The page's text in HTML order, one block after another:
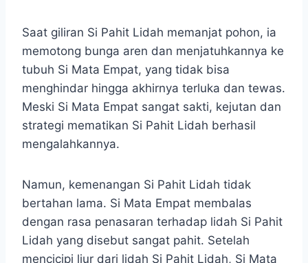
Saat giliran Si Pahit Lidah memanjat pohon, ia
memotong bunga aren dan menjatuhkannya ke
tubuh Si Mata Empat, yang tidak bisa
menghindar hingga akhirnya terluka dan tewas.
Meski Si Mata Empat sangat sakti, kejutan dan
strategi mematikan Si Pahit Lidah berhasil
mengalahkannya.
Namun, kemenangan Si Pahit Lidah tidak
bertahan lama. Si Mata Empat membalas
dengan rasa penasaran terhadap lidah Si Pahit
Lidah yang disebut sangat pahit. Setelah
mencicipi liur dari lidah Si Pahit Lidah, Si Mata